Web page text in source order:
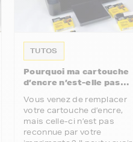
TUTOS
Pourquoi ma cartouche
d’encre n’est-elle pas
imprimante ?
Vous venez de remplacer
votre cartouche d’encre,
mais celle-ci n’est pas
reconnue par votre